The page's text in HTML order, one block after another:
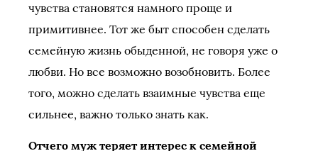
чувства становятся намного проще и
примитивнее. Тот же быт способен сделать
семейную жизнь обыденной, не говоря уже о
любви. Но все возможно возобновить. Более
того, можно сделать взаимные чувства еще
сильнее, важно только знать как.
Отчего муж теряет интерес к семейной